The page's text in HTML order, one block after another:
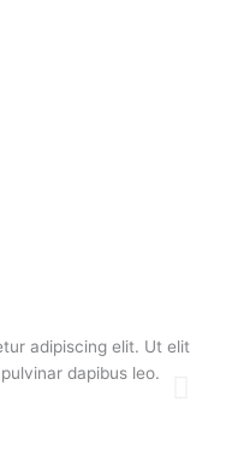
adipiscing elit. Ut elit
dapibus leo.